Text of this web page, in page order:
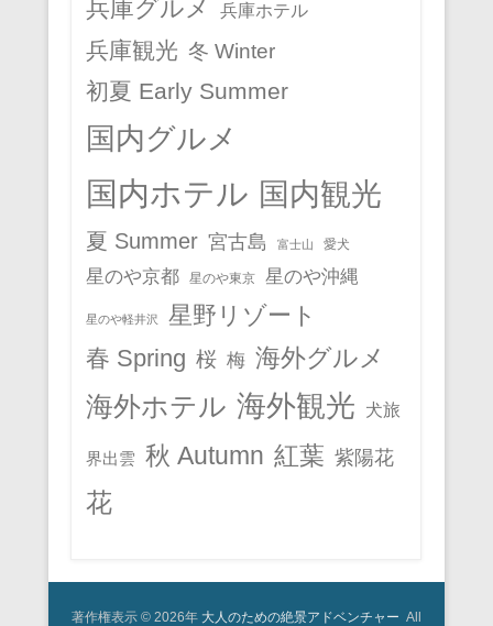
兵庫グルメ 兵庫ホテル
兵庫観光 冬 Winter
初夏 Early Summer
国内グルメ
国内ホテル 国内観光
夏 Summer 宮古島 富士山 愛犬
星のや京都 星のや東京 星のや沖縄
星のや軽井沢
星野リゾート
春 Spring 桜 梅 海外グルメ
海外ホテル 海外観光 犬旅
界出雲 秋 Autumn 紅葉 紫陽花
花
著作権表示 © 2026年 大人のための絶景アドベンチャー All